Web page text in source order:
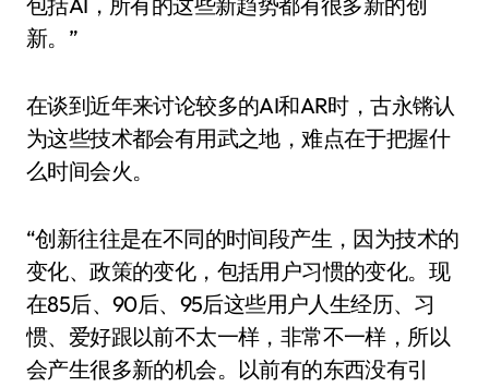
新。”
在谈到近年来讨论较多的AI和AR时，古永锵认
为这些技术都会有用武之地，难点在于把握什
么时间会火。
“创新往往是在不同的时间段产生，因为技术的
变化、政策的变化，包括用户习惯的变化。现
在85后、90后、95后这些用户人生经历、习
惯、爱好跟以前不太一样，非常不一样，所以
会产生很多新的机会。以前有的东西没有引